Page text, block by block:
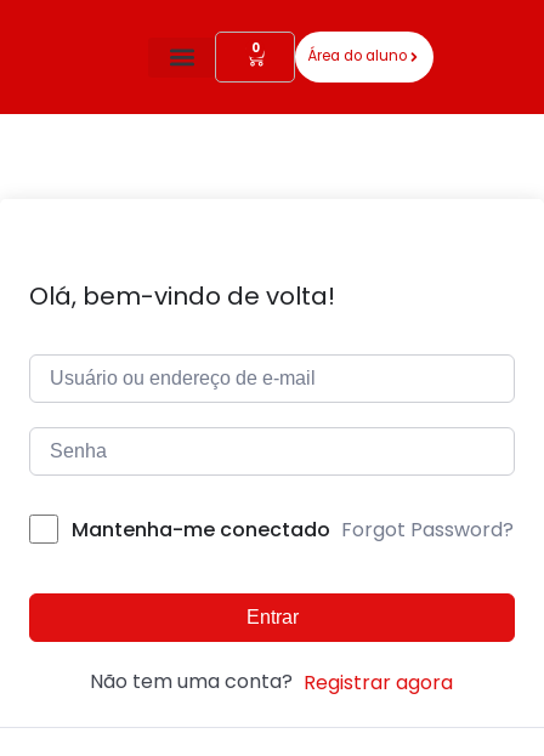
0 Área do aluno
Olá, bem-vindo de volta!
Mantenha-me conectado Forgot Password?
Entrar
Não tem uma conta? Registrar agora